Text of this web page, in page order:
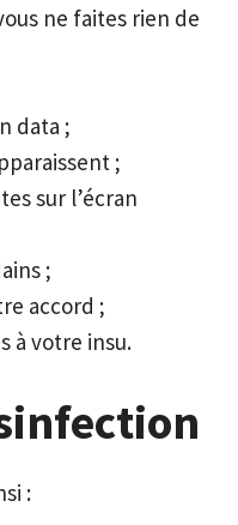
ne faites rien de
data ;
;
sur l’écran
;
accord ;
à votre insu.
: